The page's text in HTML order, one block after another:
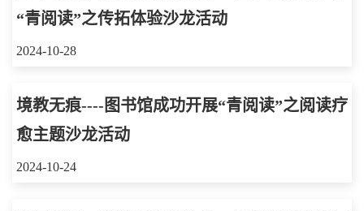
“青阅读”之传拓体验沙龙活动
2024-10-28
境教无痕----图书馆成功开展“青阅读”之阅读疗
愈主题沙龙活动
2024-10-24